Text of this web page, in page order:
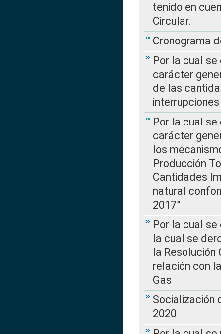
tenido en
Circular.
Cronograma
Por la cual
carácter
de las
Por la cual
carácter
los
Producción
Cantidades
natural
2017”
Por la cual
la cual se
la Resolución
relación con
Gas
Socialización
2020